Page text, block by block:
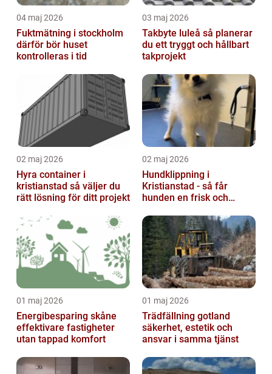
04 maj 2026
Fuktmätning i stockholm
därför bör huset
kontrolleras i tid
03 maj 2026
Takbyte luleå så planerar
du ett tryggt och hållbart
takprojekt
02 maj 2026
Hyra container i
kristianstad så väljer du
rätt lösning för ditt projekt
02 maj 2026
Hundklippning i
Kristianstad - så får
hunden en frisk och
01 maj 2026
Energibesparing skåne
effektivare fastigheter
utan tappad komfort
01 maj 2026
Trädfällning gotland
säkerhet, estetik och
ansvar i samma tjänst